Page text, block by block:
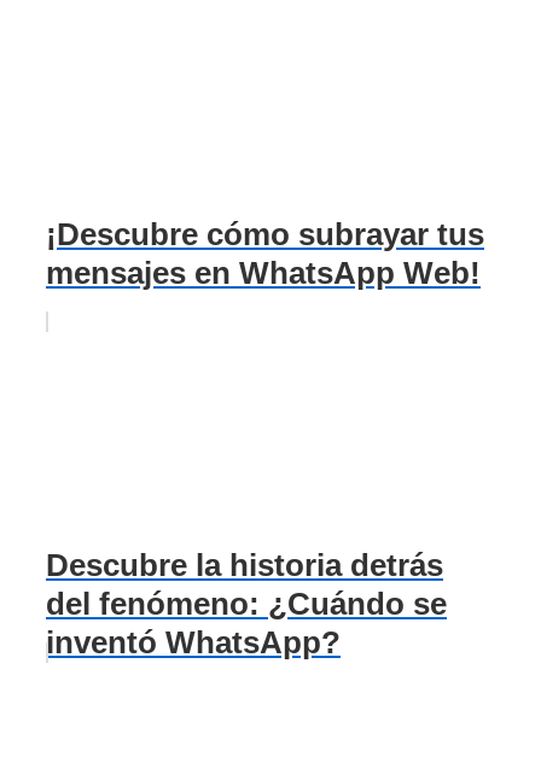
¡Descubre cómo subrayar tus
mensajes en WhatsApp Web!
Descubre la historia detrás
del fenómeno: ¿Cuándo se
inventó WhatsApp?